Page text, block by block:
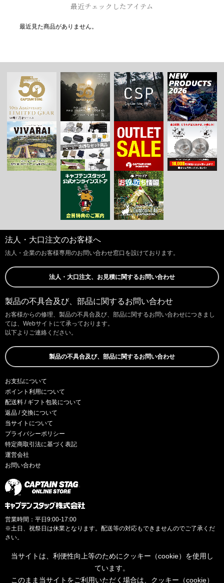
最近チェックしたアイテム
最近見た商品がありません。
法人・大口注文のお客様へ
法人・企業のお客様専用のお問い合わせ窓口を設けております。
法人・大口注文、お見積に関するお問い合わせ
製品の不具合及び、部品に関するお問い合わせ
お客様からの修理、製品の不具合及び、部品に関するお問い合わせにつきまし
ては、Webサイトにて承っております。
以下よりご連絡ください。
製品の不具合及び、部品に関するお問い合わせ
お支払について
ポイント利用について
配送料 / ギフト包装について
返品 / 交換について
当サイトについて
プライバシーポリシー
特定商取引法に基づく表記
運営会社
お問い合わせ
営業時間：平日9:00-17:00
※土日、祝祭日は休業となります。配送等の対応もできませんのでご了承くだ
さい。
当サイトは、利便性向上等のためにクッキー（cookie）を使用し
ています。
このまま当サイトをご利用いただく場合は、クッキー（cookie）